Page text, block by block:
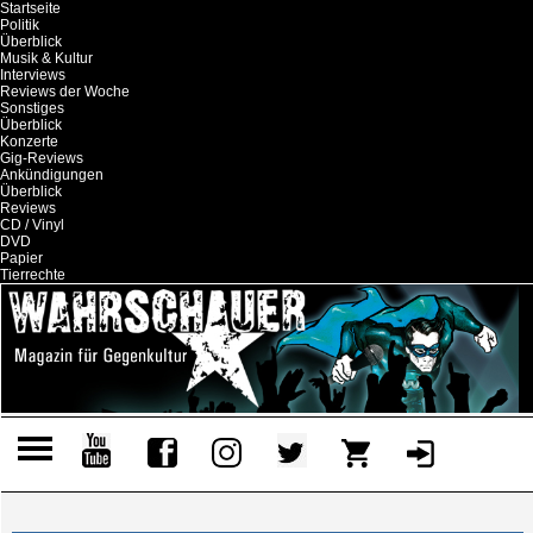
Startseite
Politik
Überblick
Musik & Kultur
Interviews
Reviews der Woche
Sonstiges
Überblick
Konzerte
Gig-Reviews
Ankündigungen
Überblick
Reviews
CD / Vinyl
DVD
Papier
Tierrechte